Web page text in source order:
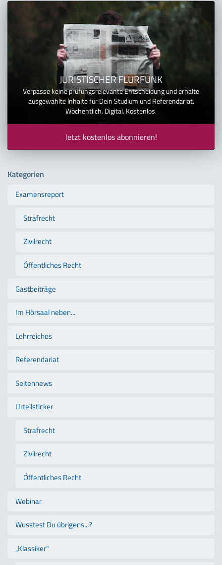
JURISTISCHER FLURFUNK
Verpasse keine prüfungsrelevante Entscheidung und erhalte
ausgewählte Inhalte für Dein Studium und Referendariat.
Wöchentlich. Digital. Kostenlos.
Jetzt kostenlos abonnieren!
Kategorien
Examensreport
Strafrecht
Zivilrecht
Öffentliches Recht
Gastbeiträge
Im Hörsaal neben...
Lehrreiches
Referendariat
Seitennews
Urteilsticker
Strafrecht
Zivilrecht
Öffentliches Recht
Webinar
Wusstest Du übrigens...?
„Klassiker"